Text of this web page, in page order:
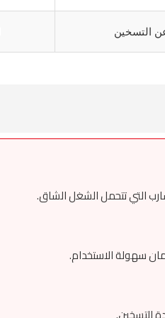
التسخين
التي تتحمل الشغل الشاق.
سهولة الاستخدام.